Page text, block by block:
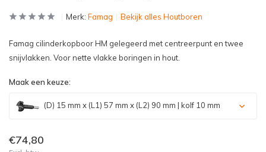
Merk: Famag Bekijk alles Houtboren
Famag cilinderkopboor HM gelegeerd met centreerpunt en twee
snijvlakken. Voor nette vlakke boringen in hout.
Maak een keuze:
(D) 15 mm x (L1) 57 mm x (L2) 90 mm | kolf 10 mm
€74,80